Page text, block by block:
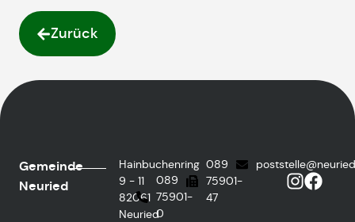
Zurück
Gemeinde
Neuried
Hainbuchenring
9 - 11
82061
Neuried
089
75901-
0
089
75901-
47